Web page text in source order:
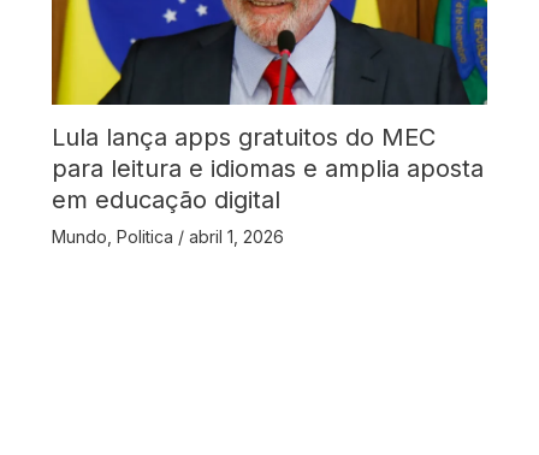
Lula lança apps gratuitos do MEC
para leitura e idiomas e amplia aposta
em educação digital
Mundo Politica / abril 1, 2026